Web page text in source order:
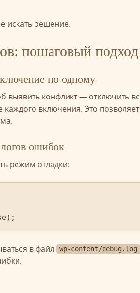
искать решение.
пошаговый подход
по одному
выявить конфликт — отключить
каждого включения. Это
ошибок
режим отладки:
в файл wp-content/debug.log